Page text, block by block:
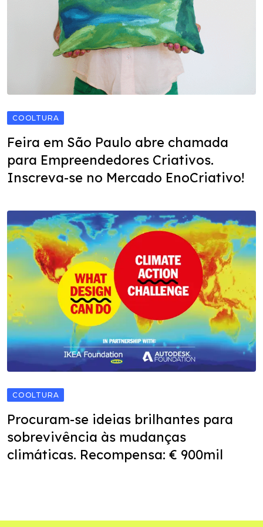
COOLTURA
Feira em São Paulo abre chamada
para Empreendedores Criativos.
Inscreva-se no Mercado EnoCriativo!
COOLTURA
Procuram-se ideias brilhantes para
sobrevivência às mudanças
climáticas. Recompensa: € 900mil